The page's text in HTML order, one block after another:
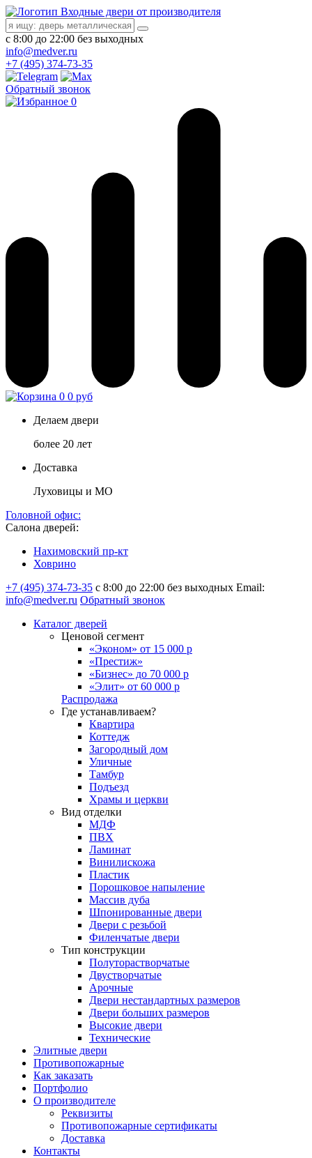
Входные двери от производителя
с 8:00 до 22:00 без выходных
info@medver.ru
+7 (495) 374-73-35
Обратный звонок
0
0 0 руб
Делаем двери
более 20 лет
Доставка
Луховицы и МО
Головной офис:
Салона дверей:
Нахимовский пр-кт
Ховрино
+7 (495) 374-73-35 с 8:00 до 22:00 без выходных Email:
info@medver.ru Обратный звонок
Каталог дверей
Ценовой сегмент
«Эконом» от 15 000 р
«Престиж»
«Бизнес» до 70 000 р
«Элит» от 60 000 р
Распродажа
Где устанавливаем?
Квартира
Коттедж
Загородный дом
Уличные
Тамбур
Подъезд
Храмы и церкви
Вид отделки
МДФ
ПВХ
Ламинат
Винилискожа
Пластик
Порошковое напыление
Массив дуба
Шпонированные двери
Двери с резьбой
Филенчатые двери
Тип конструкции
Полуторастворчатые
Двустворчатые
Арочные
Двери нестандартных размеров
Двери больших размеров
Высокие двери
Технические
Элитные двери
Противопожарные
Как заказать
Портфолио
О производителе
Реквизиты
Противопожарные сертификаты
Доставка
Контакты